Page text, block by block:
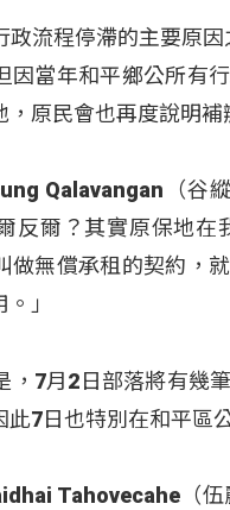
政流程停滯的主要原
因當年和平鄉公所有
原民會也再度說明補
Qalavangan（谷
反爾？其實原保地
做無償承租的契約，
」
，7月2日部落將有幾
7日也特別在和平區
Tahovecahe（